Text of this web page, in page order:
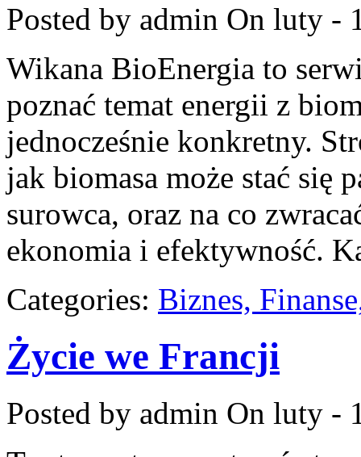
Posted by admin On luty -
Wikana BioEnergia to
poznać temat energii z
jednocześnie konkretny.
jak biomasa może stać się
surowca, oraz na co
ekonomia i efektywność.
Categories: Biznes,
Życie we Francji
Posted by admin On luty -